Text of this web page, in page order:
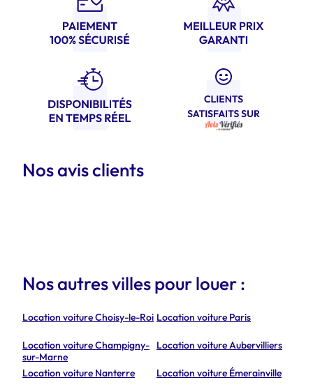
Nos avis clients
Nos autres villes pour louer :
Location voiture Choisy-le-Roi Location voiture Paris
Location voiture Champigny-
sur-Marne
Location voiture Aubervilliers
Location voiture Nanterre Location voiture Émerainville